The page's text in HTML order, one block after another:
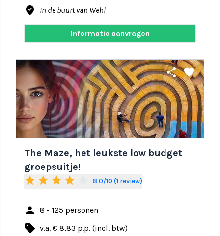
where_to_vote In de buurt van Wehl
Informatie aanvragen
share favorite
The Maze, het leukste low budget
groepsuitje!
star star star star 8.0/10 (1 review)
person 8 - 125 personen
local_offer v.a. € 8,83 p.p. (incl. btw)